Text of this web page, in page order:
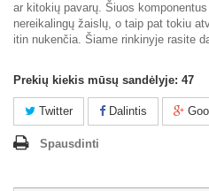
ar kitokių pavarų. Šiuos
nereikalingų žaislų, o taip pat tokiu
itin nukenčia. Šiame rinkinyje rasite
Prekių kiekis mūsų sandėlyje: 47
Twitter Dalintis
Spausdinti